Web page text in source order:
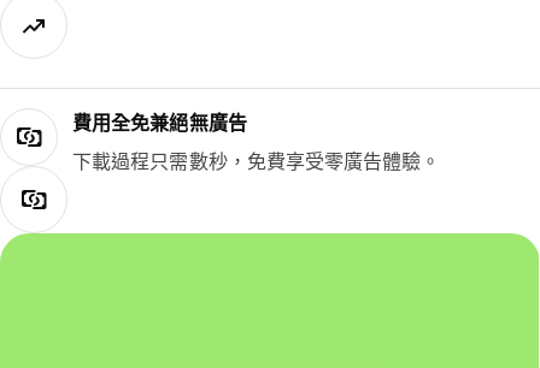
費用全免兼絕無廣告
下載過程只需數秒，免費享受零廣告體驗。